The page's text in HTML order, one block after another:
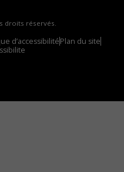
droits réservés.
d’accessibilitéPlan du site